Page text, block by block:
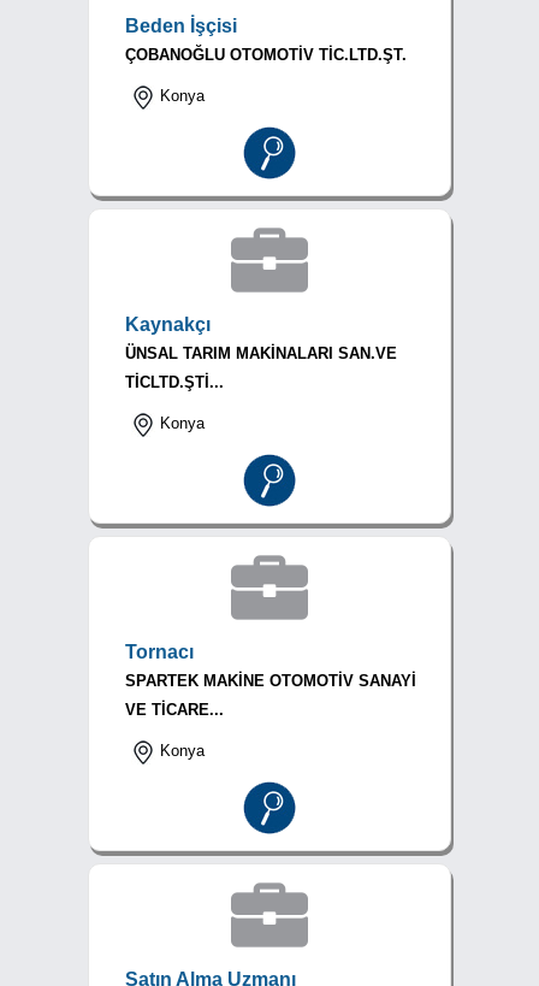
Beden İşçisi
ÇOBANOĞLU OTOMOTİV TİC.LTD.ŞT.
Konya
Kaynakçı
ÜNSAL TARIM MAKİNALARI SAN.VE
TİCLTD.ŞTİ...
Konya
Tornacı
SPARTEK MAKİNE OTOMOTİV SANAYİ
VE TİCARE...
Konya
Satın Alma Uzmanı